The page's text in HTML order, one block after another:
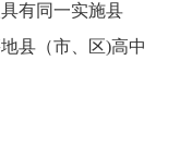
有同一实施县
县（市、区)高中